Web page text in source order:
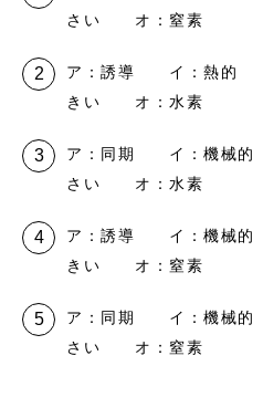
さい オ：窒素
ア：誘導 イ：熱
きい オ：水素
ア：同期 イ：機械
さい オ：水素
ア：誘導 イ：機械
きい オ：窒素
ア：同期 イ：機械
さい オ：窒素